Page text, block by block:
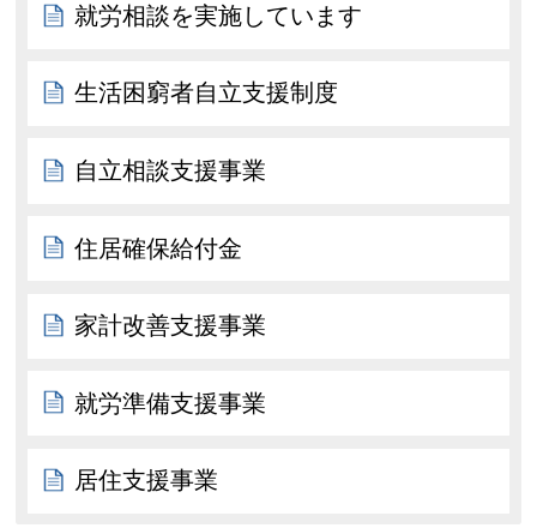
就労相談を実施しています
生活困窮者自立支援制度
自立相談支援事業
住居確保給付金
家計改善支援事業
就労準備支援事業
居住支援事業